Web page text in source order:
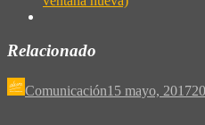
Relacionado
Comunicación15 mayo, 2017